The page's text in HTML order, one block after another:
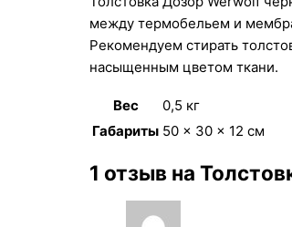
между термобельем и
Рекомендуем стирать
насыщенным цветом ткани.
Вес
0,5 кг
Габариты 50 × 30 × 12 см
1 отзыв на